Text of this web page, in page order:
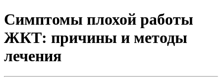
Симптомы плохой работы
ЖКТ: причины и методы
лечения